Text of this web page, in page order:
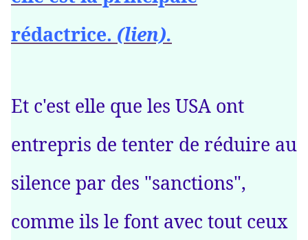
rédactrice. (lien).
Et c'est elle que les USA ont
entrepris de tenter de réduire au
silence par des "sanctions",
comme ils le font avec tout ceux